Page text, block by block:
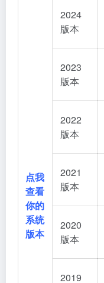
点我
查看
你的
系统
版本
2024
版本
2023
版本
2022
版本
2021
版本
2020
版本
2019